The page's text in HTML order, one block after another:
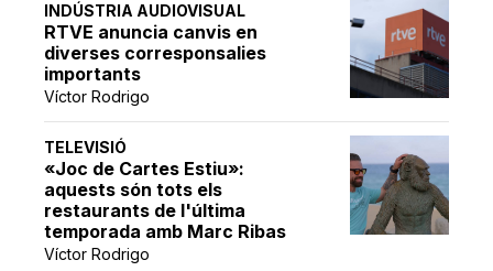
INDÚSTRIA AUDIOVISUAL
RTVE anuncia canvis en
diverses corresponsalies
importants
Víctor Rodrigo
TELEVISIÓ
«Joc de Cartes Estiu»:
aquests són tots els
restaurants de l'última
temporada amb Marc Ribas
Víctor Rodrigo